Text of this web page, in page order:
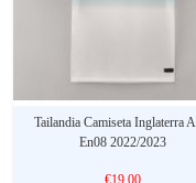
Tailandia Camiseta Inglaterra
En08 2022/2023
€19.00